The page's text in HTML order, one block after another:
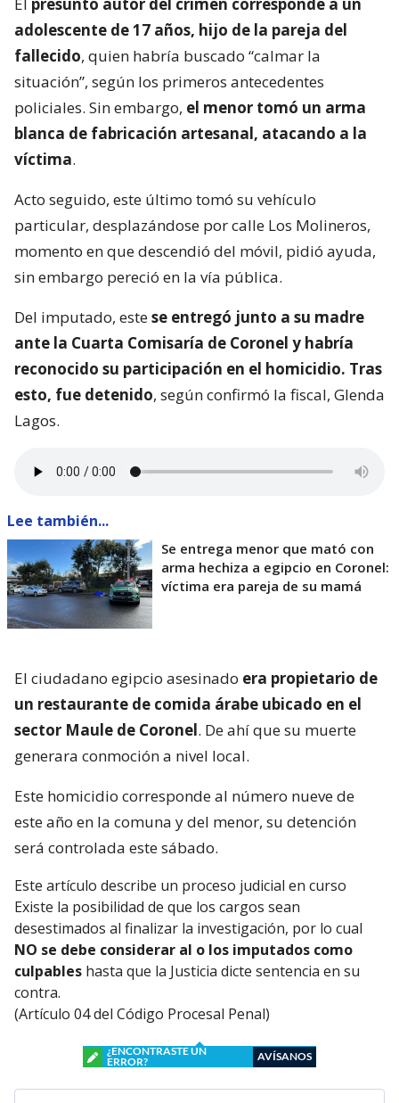
El presunto autor del crimen corresponde a un
adolescente de 17 años, hijo de la pareja del
fallecido, quien habría buscado “calmar la
situación”, según los primeros antecedentes
policiales. Sin embargo, el menor tomó un arma
blanca de fabricación artesanal, atacando a la
víctima.
Acto seguido, este último tomó su vehículo
particular, desplazándose por calle Los Molineros,
momento en que descendió del móvil, pidió ayuda,
sin embargo pereció en la vía pública.
Del imputado, estese entregó junto a su madre
ante la Cuarta Comisaría de Coronel y habría
reconocido su participación en el homicidio. Tras
esto, fue detenido, según confirmó la fiscal, Glenda
Lagos.
Lee también...
Se entrega menor que mató con
arma hechiza a egipcio en Coronel:
víctima era pareja de su mamá
El ciudadano egipcio asesinado era propietario de
un restaurante de comida árabe ubicado en el
sector Maule de Coronel. De ahí que su muerte
generara conmoción a nivel local.
Este homicidio corresponde al número nueve de
este año en la comuna y del menor, su detención
será controlada este sábado.
Este artículo describe un proceso judicial en curso
Existe la posibilidad de que los cargos sean
desestimados al finalizar la investigación, por lo cual
NO se debe considerar al o los imputados como
culpables hasta que la Justicia dicte sentencia en su
contra.
(Artículo 04 del Código Procesal Penal)
¿ENCONTRASTE UN
ERROR?
AVÍSANOS